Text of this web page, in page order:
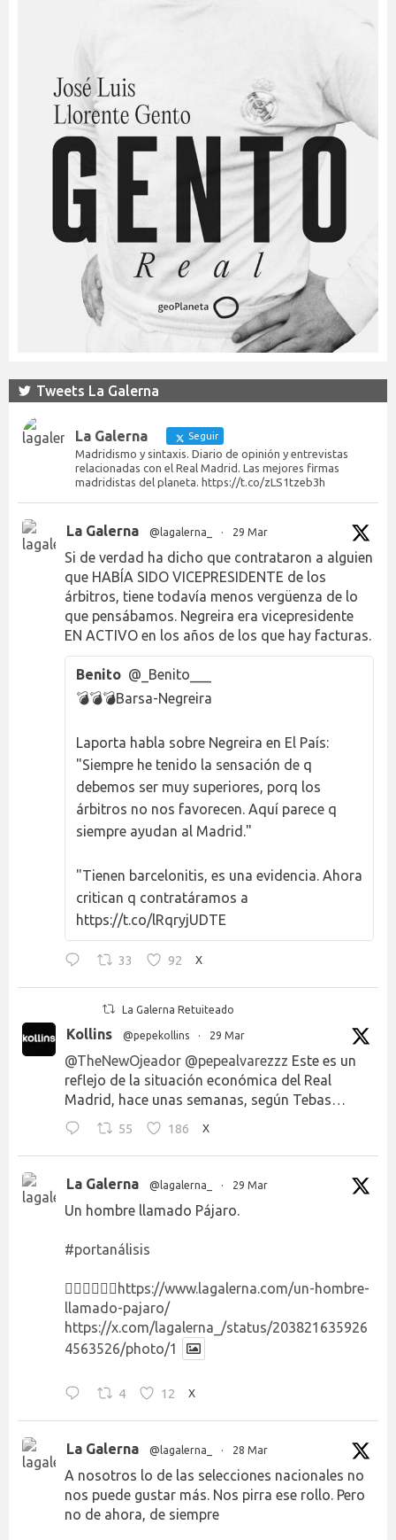
Tweets La Galerna
La Galerna Seguir
Madridismo y sintaxis. Diario de opinión y entrevistas
relacionadas con el Real Madrid. Las mejores firmas
madridistas del planeta. https://t.co/zLS1tzeb3h
La Galerna @lagalerna_ · 29 Mar
Si de verdad ha dicho que contrataron a alguien
que HABÍA SIDO VICEPRESIDENTE de los
árbitros, tiene todavía menos vergüenza de lo
que pensábamos. Negreira era vicepresidente
EN ACTIVO en los años de los que hay facturas.
Benito @_Benito___
💣💣💣Barsa-Negreira
Laporta habla sobre Negreira en El País:
"Siempre he tenido la sensación de q
debemos ser muy superiores, porq los
árbitros no nos favorecen. Aquí parece q
siempre ayudan al Madrid."
"Tienen barcelonitis, es una evidencia. Ahora
critican q contratáramos a
https://t.co/lRqryjUDTE
33 92 X
La Galerna Retuiteado
Kollins @pepekollins · 29 Mar
@TheNewOjeador @pepealvarezzz Este es un
reflejo de la situación económica del Real
Madrid, hace unas semanas, según Tebas…
55 186 X
La Galerna @lagalerna_ · 29 Mar
Un hombre llamado Pájaro.
#portanálisis
👉🏻👉🏻👉🏻 https://www.lagalerna.com/un-hombre-
llamado-pajaro/
https://x.com/lagalerna_/status/203821635926
4563526/photo/1
4 12 X
La Galerna @lagalerna_ · 28 Mar
A nosotros lo de las selecciones nacionales no
nos puede gustar más. Nos pirra ese rollo. Pero
no de ahora, de siempre